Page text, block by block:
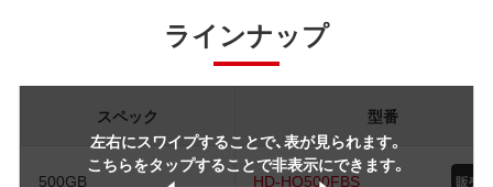
ラインナップ
左右にスワイプすることで、表が見られます。
こちらをタップすることで非表示にできます。
スペック 型番
500GB HD-HQ500FBS